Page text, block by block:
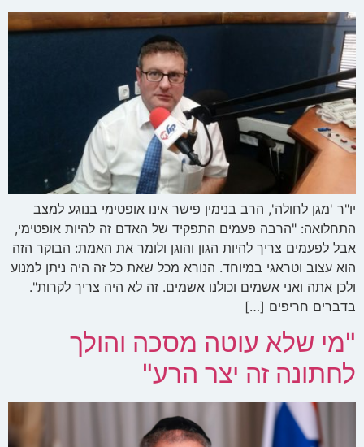
יו"ר 'מגן לחולה', הרב בנימין פישר אינו אופטימי בנוגע למצב
התחלואה: "הרבה פעמים התפקיד של האדם זה להיות אופטימי,
אבל לפעמים צריך להיות הגון והוגן ולומר את האמת: הבוקר הזה
הוא עצוב וטראגי במיוחד. הנורא מכל שאת כל זה היה ניתן למנוע
ולכן אתה ואני אשמים וכולנו אשמים. זה לא היה צריך לקרות".
בדברים חריפים […]
"מי שלא עוטה מסכה והולך
לחתונה זה יצר הרע"